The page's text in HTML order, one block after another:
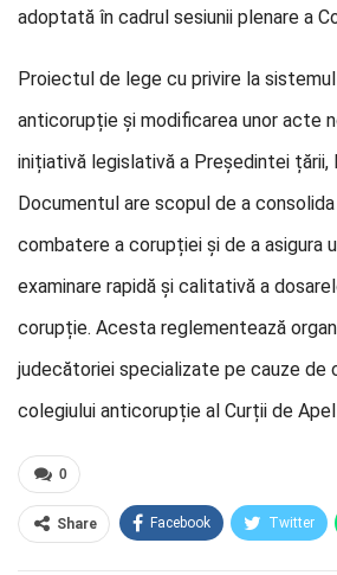
adoptată în cadrul sesiunii plenare a
Proiectul de lege cu privire la
anticorupție și modificarea unor acte
inițiativă legislativă a Președintei țării,
Documentul are scopul de a
combatere a corupției și de a asigura
examinare rapidă și calitativă a
corupție. Acesta reglementează
judecătoriei specializate pe cauze de
colegiului anticorupție al Curții de Apel
0
Share Facebook Twitter